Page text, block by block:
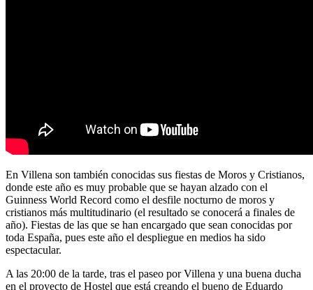
En Villena son también conocidas sus fiestas de Moros y Cristianos,
donde este año es muy probable que se hayan alzado con el
Guinness World Record como el desfile nocturno de moros y
cristianos más multitudinario (el resultado se conocerá a finales de
año). Fiestas de las que se han encargado que sean conocidas por
toda España, pues este año el despliegue en medios ha sido
espectacular.
A las 20:00 de la tarde, tras el paseo por Villena y una buena ducha
en el proyecto de Hostel que está creando el bueno de Eduardo